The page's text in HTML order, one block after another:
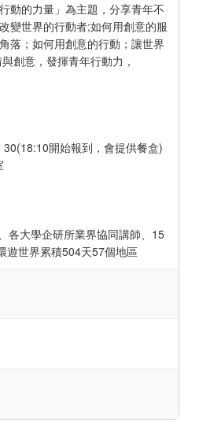
動的力量」為主題，分享青年不
變世界的行動者;如何用創意的服
落；如何用創意的行動；讓世界
創意，發揮青年行動力，
開始報到，會提供餐盒)
各大學企研所業界協同講師、15
遊世界累積504天57個地區